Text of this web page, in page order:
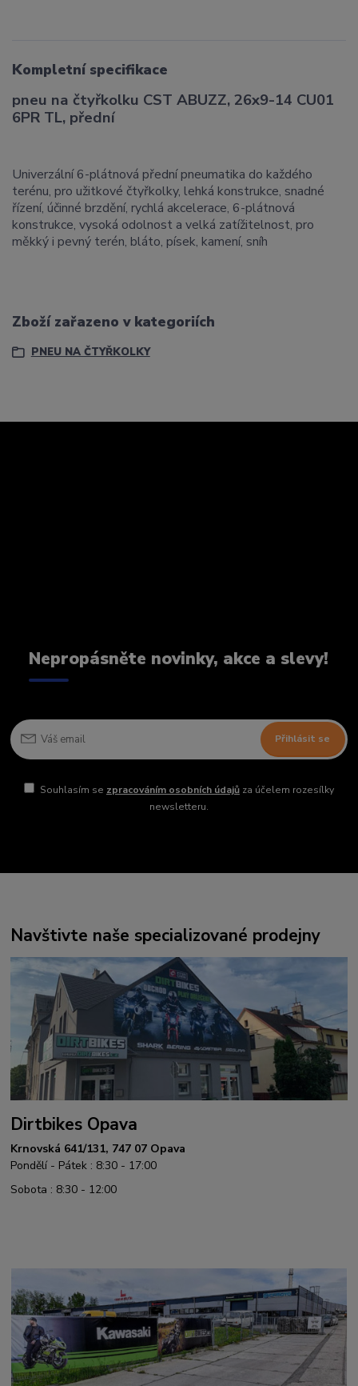
Kompletní specifikace
pneu na čtyřkolku CST ABUZZ, 26x9-14 CU01
6PR TL, přední
Univerzální 6-plátnová přední pneumatika do každého
terénu, pro užitkové čtyřkolky, lehká konstrukce, snadné
řízení, účinné brzdění, rychlá akcelerace, 6-plátnová
konstrukce, vysoká odolnost a velká zatížitelnost, pro
měkký i pevný terén, bláto, písek, kamení, sníh
Zboží zařazeno v kategoriích
PNEU NA ČTYŘKOLKY
Nepropásněte novinky, akce a slevy!
Přihlásit se
Souhlasím se zpracováním osobních údajůza účelem rozesílky
newsletteru.
Navštivte naše specializované prodejny
Dirtbikes Opava
Krnovská 641/131, 747 07 Opava
Pondělí - Pátek : 8:30 - 17:00
Sobota : 8:30 - 12:00